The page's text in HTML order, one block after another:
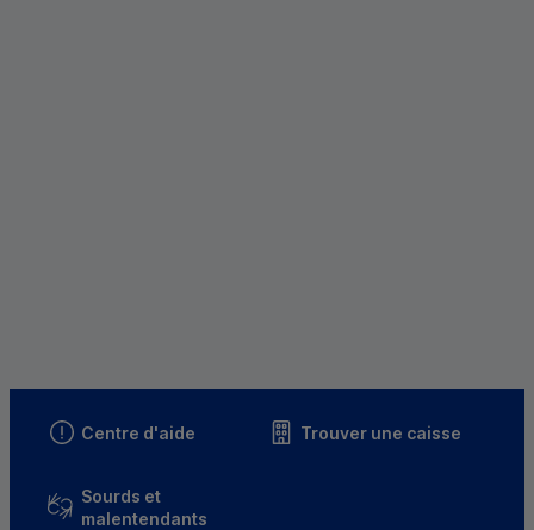
Centre d'aide Trouver une caisse
Sourds et
malentendants